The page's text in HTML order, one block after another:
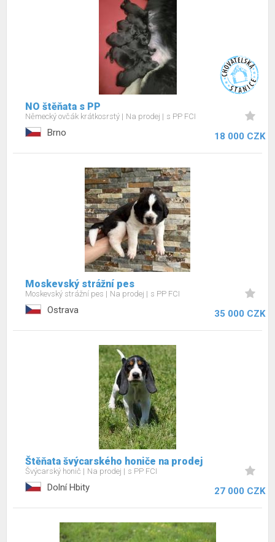
NO štěňata s PP
Německý ovčák krátkosrstý Na prodej s PP FCI
Brno 18 000 CZK
Moskevský strážní pes
Moskevský strážní pes Na prodej s PP FCI
Ostrava 35 000 CZK
Štěňata švýcarského honiče na prodej
Švýcarský honič Na prodej s PP FCI
Dolní Hbity 27 000 CZK